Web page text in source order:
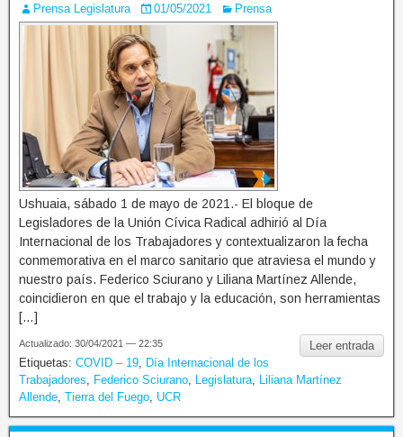
Prensa Legislatura 01/05/2021 Prensa
Ushuaia, sábado 1 de mayo de 2021.- El bloque de
Legisladores de la Unión Cívica Radical adhirió al Día
Internacional de los Trabajadores y contextualizaron la fecha
conmemorativa en el marco sanitario que atraviesa el mundo y
nuestro país. Federico Sciurano y Liliana Martínez Allende,
coincidieron en que el trabajo y la educación, son herramientas
[…]
Leer entrada
Actualizado: 30/04/2021 — 22:35
Etiquetas: COVID – 19
Día Internacional de los
Trabajadores
Federico Sciurano Legislatura
Liliana Martínez
Allende Tierra del Fuego UCR